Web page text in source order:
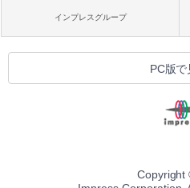
インプレスグループ
PC版で
Copyright